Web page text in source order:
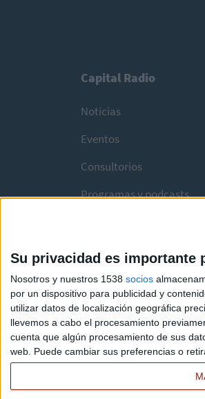
Su privacidad es importante
Nosotros y nuestros 1538 socios
por un dispositivo para publicidad y
utilizar datos de localización geográfica
llevemos a cabo el procesamiento
cuenta que algún procesamiento de sus
web. Puede cambiar sus preferencias o
Capital Radio
Noticias
Eventos
Consultorios
Programas y podcasts